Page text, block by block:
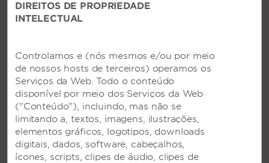
Central de cópias
Serviço de xerox
Médico de plantão
Limpeza a seca
Elevadores
Serviços de planejamento de eventos
Recepção
Loja de presentes
DIREITOS DE PROPRIEDADE
INTELECTUAL
Controlamos e (nós mesmos e/ou por meio
de nossos hosts de terceiros) operamos os
Serviços da Web. Todo o conteúdo
disponível por meio dos Serviços da Web
("Conteúdo"), incluindo, mas não se
limitando a, textos, imagens, ilustrações,
elementos gráficos, logotipos, downloads
digitais, dados, software, cabeçalhos,
ícones, scripts, clipes de áudio, clipes de